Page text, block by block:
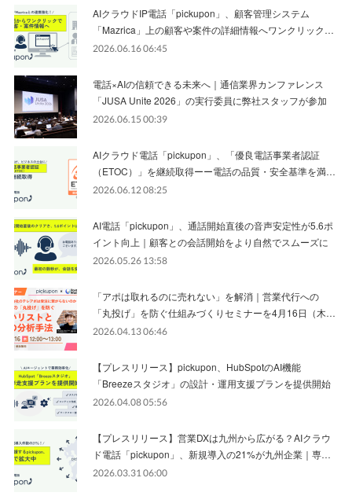
AIクラウドIP電話「pickupon」、顧客管理システム
「Mazrica」上の顧客や案件の詳細情報へワンクリック…
2026.06.16 06:45
電話×AIの信頼できる未来へ｜通信業界カンファレンス
「JUSA Unite 2026」の実行委員に弊社スタッフが参加
2026.06.15 00:39
AIクラウド電話「pickupon」、「優良電話事業者認証
（ETOC）」を継続取得ーー電話の品質・安全基準を満…
2026.06.12 08:25
AI電話「pickupon」、通話開始直後の音声安定性が5.6ポ
イント向上｜顧客との会話開始をより自然でスムーズに
2026.05.26 13:58
「アポは取れるのに売れない」を解消｜営業代行への
「丸投げ」を防ぐ仕組みづくりセミナーを4月16日（木…
2026.04.13 06:46
【プレスリリース】pickupon、HubSpotのAI機能
「Breezeスタジオ」の設計・運用支援プランを提供開始
2026.04.08 05:56
【プレスリリース】営業DXは九州から広がる？AIクラウ
ド電話「pickupon」、新規導入の21%が九州企業｜専…
2026.03.31 06:00